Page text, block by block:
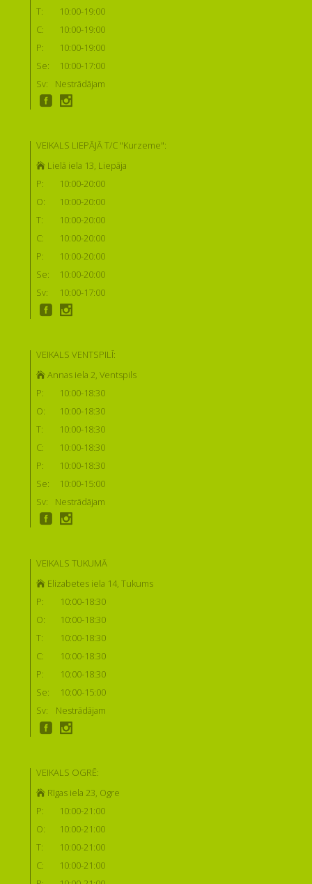
T:
10:00-19:00
C:
10:00-19:00
P:
10:00-19:00
Se:
10:00-17:00
Sv:
Nestrādājam
VEIKALS LIEPĀJĀ T/C "Kurzeme":
Lielā iela 13, Liepāja
P:
10:00-20:00
O:
10:00-20:00
T:
10:00-20:00
C:
10:00-20:00
P:
10:00-20:00
Se:
10:00-20:00
Sv:
10:00-17:00
VEIKALS VENTSPILĪ:
Annas iela 2, Ventspils
P:
10:00-18:30
O:
10:00-18:30
T:
10:00-18:30
C:
10:00-18:30
P:
10:00-18:30
Se:
10:00-15:00
Sv:
Nestrādājam
VEIKALS TUKUMĀ
Elizabetes iela 14, Tukums
P:
10:00-18:30
O:
10:00-18:30
T:
10:00-18:30
C:
10:00-18:30
P:
10:00-18:30
Se:
10:00-15:00
Sv:
Nestrādājam
VEIKALS OGRĒ:
Rīgas iela 23, Ogre
P:
10:00-21:00
O:
10:00-21:00
T:
10:00-21:00
C:
10:00-21:00